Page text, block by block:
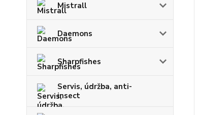
Mistrall
Daemons
Sharpfishes
Servis, údržba, anti-
insect